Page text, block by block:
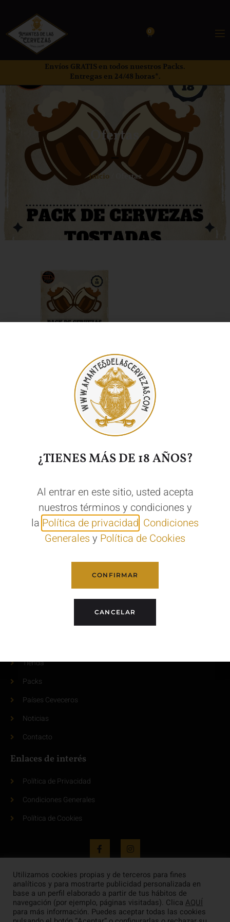
0
Envíos GRATIS en todos nuestros Packs.
Entregas en 24/48 horas*.
Ofertas
Inicio/ Ofertas
PACK DE CERVEZAS
Añadir al carrito
info@amantesdelascervezas.com
+34 684413513
Enlaces Rápidos
Tienda
Packs
Países Ceveceros
Noticias
Contacto
Enlaces de interés
Política de Privacidad
Condiciones Generales
Política de Cookies
Utilizamos cookies propias y de terceros para fines
analíticos y para mostrarte publicidad personalizada en
base a un perfil elaborado a partir de tus hábitos de
navegación (por ejemplo, páginas visitadas). Clica AQUÍ
para más información. Puedes aceptar todas las cookies
¿TIENES MÁS DE 18 AÑOS?
Al entrar en este sitio, usted acepta
nuestros términos y condiciones y
la Política de privacidad Condiciones
Generales y Política de Cookies
CONFIRMAR
CANCELAR